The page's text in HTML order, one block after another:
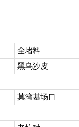
全堵料
黑乌沙皮
莫湾基场口